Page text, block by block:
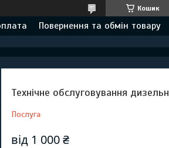
Кошик
Повернення та обмін товару
Технічне обслуговування
Послуга
від 1 000 ₴